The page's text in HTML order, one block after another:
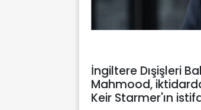
İngiltere Dışişleri
Mahmood,
Keir Starmer'ın